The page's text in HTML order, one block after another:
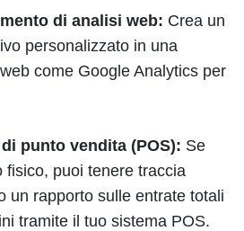
di analisi web: Crea un
personalizzato in una
come Google Analytics per
punto vendita (POS): Se
fisico, puoi tenere traccia
un rapporto sulle entrate totali
tramite il tuo sistema POS.